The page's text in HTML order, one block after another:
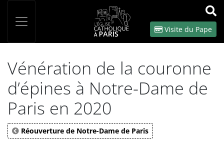
OK
Visite du Pape
Vénération de la couronne
d’épines à Notre-Dame de
Paris en 2020
Réouverture de Notre-Dame de Paris
Panneau de gestion des cookies